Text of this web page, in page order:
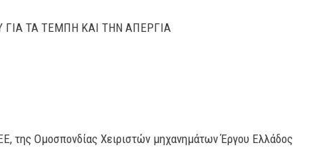
ΓΙΑ ΤΑ ΤΕΜΠΗ ΚΑΙ ΤΗΝ ΑΠΕΡΓΙΑ
της Ομοσπονδίας Χειριστών μηχανημάτων Έργου Ελλάδος